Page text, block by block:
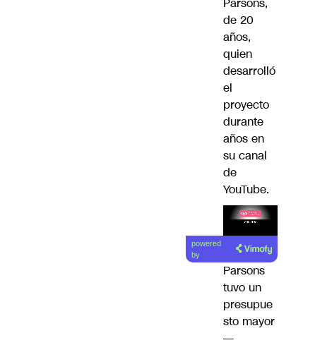
de 20
años,
quien
desarrolló
el
proyecto
durante
años en
su canal
de
YouTube.
Lea el
artículo
powered
by
Parsons
tuvo un
presupue
sto mayor
—